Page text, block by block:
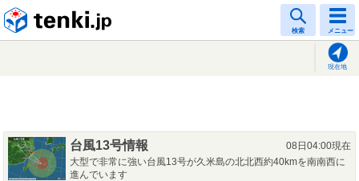
検索 メニュー
現在地
台風13号情報
08日04:00現在
大型で非常に強い台風13号が久米島の北北西約40kmを南南西に
進んでいます